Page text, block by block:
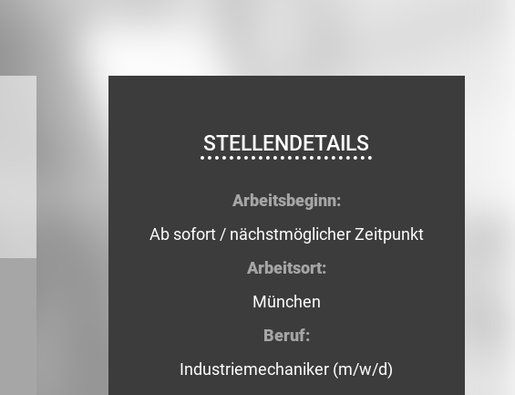
STELLENDETAILS
Arbeitsbeginn:
Ab sofort / nächstmöglicher Zeitpunkt
Arbeitsort:
München
Beruf:
Industriemechaniker (m/w/d)